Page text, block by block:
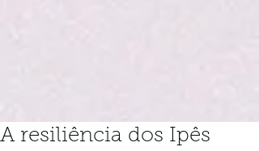
A resiliência dos Ipês